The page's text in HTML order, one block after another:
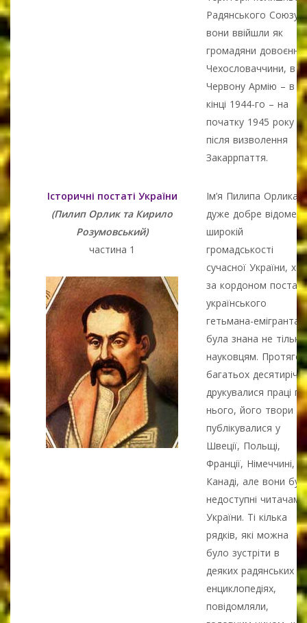
Радянського Союзу,
вони ввійшли як
громадяни довоєнної
Чехословаччини, в
Червону Армію – в
кінці 1944-го – на
початку 1945 року
після визволення
Закаррпаття.
Історичні постаті України
(Пилип Орлик та Кирило
Розумовський)
частина 1
Ім’я Пилипа Орлика
дуже добре відоме
широкій
громадськості
сучасної України,
за кордоном
українського
гетьмана-емігранта
була знана не тільки
науковцям.
багатьох десятиріч
друкувалися праці
нього, його твори
публікувалися у
Швеції, Польщі,
Франції, Німеччині,
Канаді, але вони
недоступні читачам
України. Ті кілька
рядків, які можна
було зустріти в
деяких радянських
енциклопедіях,
повідомляли,